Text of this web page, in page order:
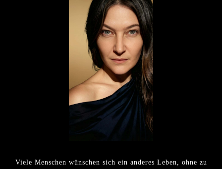
Viele Menschen wünschen sich ein anderes Leben, ohne zu